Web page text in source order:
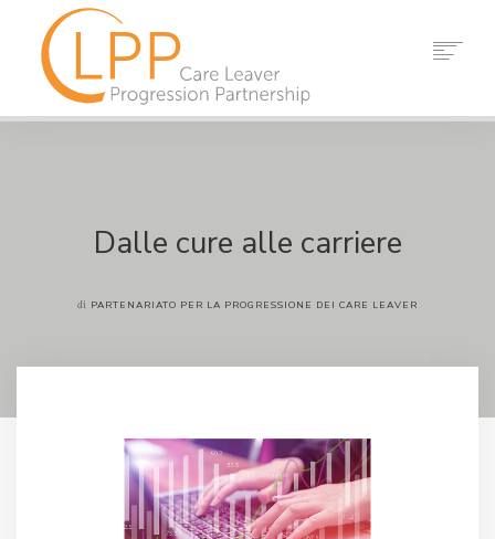
Dalle cure alle carriere
di PARTENARIATO PER LA PROGRESSIONE DEI CARE LEAVER